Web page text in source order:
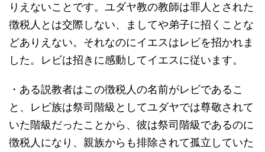
りえないことです。ユダヤ教の教師は罪人とされた
徴税人とは交際しない、ましてや弟子に招くことな
どありえない。それなのにイエスはレビを招かれま
した。レビは招きに感動してイエスに従います。
・ある説教者はこの徴税人の名前がレビであるこ
と、レビ族は祭司階級としてユダヤでは尊敬されて
いた階級だったことから、彼は祭司階級であるのに
徴税人になり、親族からも排除されて孤立していた